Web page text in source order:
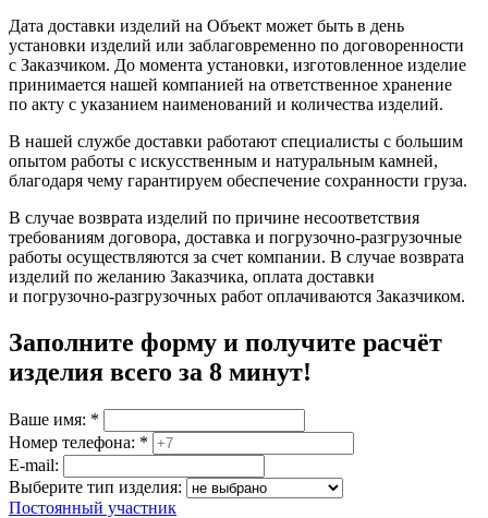
Дата доставки изделий на Объект может быть в день
установки изделий или заблаговременно по договоренности
с Заказчиком. До момента установки, изготовленное изделие
принимается нашей компанией на ответственное хранение
по акту с указанием наименований и количества изделий.
В нашей службе доставки работают специалисты с большим
опытом работы с искусственным и натуральным камней,
благодаря чему гарантируем обеспечение сохранности груза.
В случае возврата изделий по причине несоответствия
требованиям договора, доставка и погрузочно-разгрузочные
работы осуществляются за счет компании. В случае возврата
изделий по желанию Заказчика, оплата доставки
и погрузочно-разгрузочных работ оплачиваются Заказчиком.
Заполните форму и получите расчёт
изделия всего за 8 минут!
Ваше имя: *
Номер телефона: *
E-mail:
Выберите тип изделия:
Постоянный участник